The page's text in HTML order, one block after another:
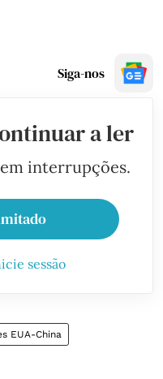
Siga-nos
a ler
interrupções.
sessão
EUA-China